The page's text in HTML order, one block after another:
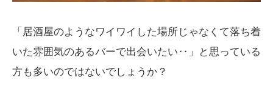
「居酒屋のようなワイワイした場所じゃなくて落ち着
いた雰囲気のあるバーで出会いたい‥」と思っている
方も多いのではないでしょうか？